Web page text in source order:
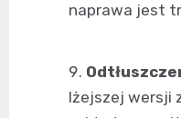
naprawa jest
lżejszej wersji